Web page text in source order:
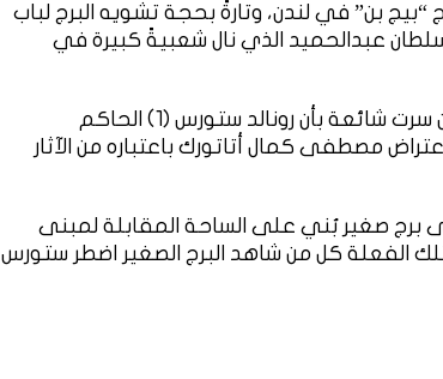
برج “بيج بن” في لندن، وتارةً بحجة تشويه البرج لباب
عبدالحميد الذي نال شعبيةً كبيرة في
قاوم أهالي بيت المقدس ذلك القرار بقوة، إلى أن سرت شائعة بأن رونالد ستورس (1) الحاكم
مصطفى كمال أتاتورك باعتباره من الآثار
صغير بُني على الساحة المقابلة لمبنى
الفعلة كل من شاهد البرج الصغير اضطر ستورس